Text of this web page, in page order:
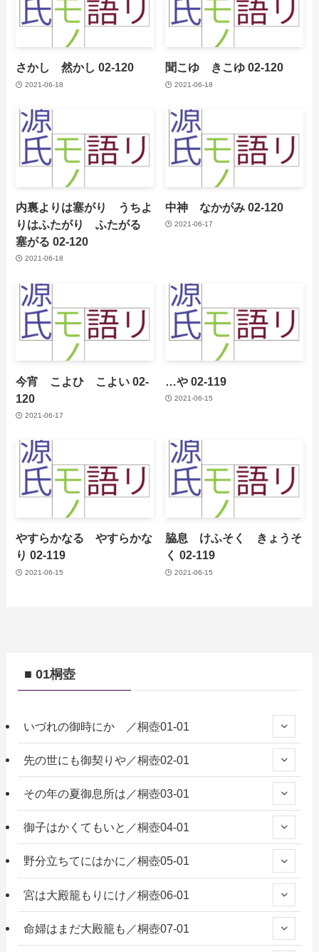
さかし 然かし 02-120
2021-06-18
聞こゆ きこゆ 02-120
2021-06-18
内裏よりは塞がり うちよ
りはふたがり ふたがる
塞がる 02-120
2021-06-18
中神 なかがみ 02-120
2021-06-17
今宵 こよひ こよい 02-
120
2021-06-17
…や 02-119
2021-06-15
やすらかなる やすらかな
り 02-119
2021-06-15
脇息 けふそく きょうそ
く 02-119
2021-06-15
■ 01桐壺
いづれの御時にか ／桐壺01-01
先の世にも御契りや／桐壺02-01
その年の夏御息所は／桐壺03-01
御子はかくてもいと／桐壺04-01
野分立ちてにはかに／桐壺05-01
宮は大殿籠もりにけ／桐壺06-01
命婦はまだ大殿籠も／桐壺07-01